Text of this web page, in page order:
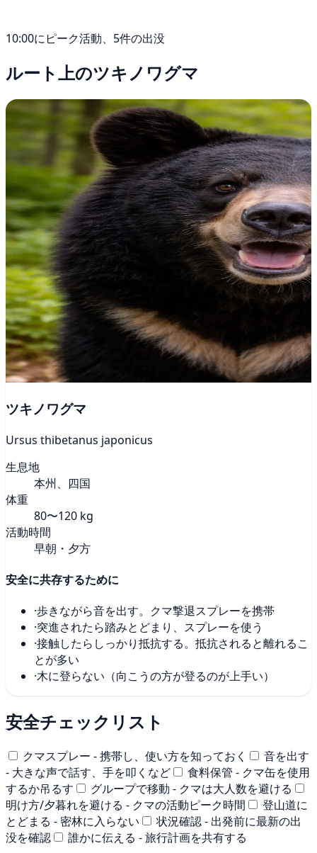
10:00にピーク活動、5件の出没
ルート上のツキノワグマ
ツキノワグマ
Ursus thibetanus japonicus
生息地
本州、四国
体重
80〜120 kg
活動時間
早朝・夕方
安全に共存するために
·歩きながら音を出す。クマ撃退スプレーを携帯
·突進されたら踏みとどまり、スプレーを使う
·接触したらしっかり抵抗する。抵抗されると離れるこ
とが多い
·木に登らない（向こうの方が登るのが上手い）
安全チェックリスト
クマスプレー - 携帯し、使い方を知っておく
音を出す
- 大きな声で話す、手を叩くなど
食料保管 - クマ缶を使用
するか吊るす
グループで移動 - クマは大人数を避ける
明け方/夕暮れを避ける - クマの活動ピーク時間
登山道に
とどまる - 密林に入らない
状況確認 - 出発前に最新の出
没を確認
誰かに伝える - 旅行計画を共有する